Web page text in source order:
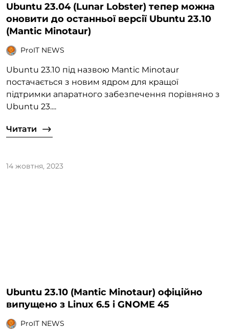
Ubuntu 23.04 (Lunar Lobster) тепер можна
оновити до останньої версії Ubuntu 23.10
(Mantic Minotaur)
ProIT NEWS
Ubuntu 23.10 під назвою Mantic Minotaur
постачається з новим ядром для кращої
підтримки апаратного забезпечення порівняно з
Ubuntu 23....
Читати
14 жовтня, 2023
Ubuntu 23.10 (Mantic Minotaur) офіційно
випущено з Linux 6.5 і GNOME 45
ProIT NEWS